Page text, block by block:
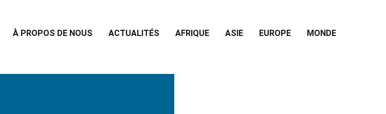
À PROPOS DE NOUS ACTUALITÉS AFRIQUE ASIE EUROPE MONDE